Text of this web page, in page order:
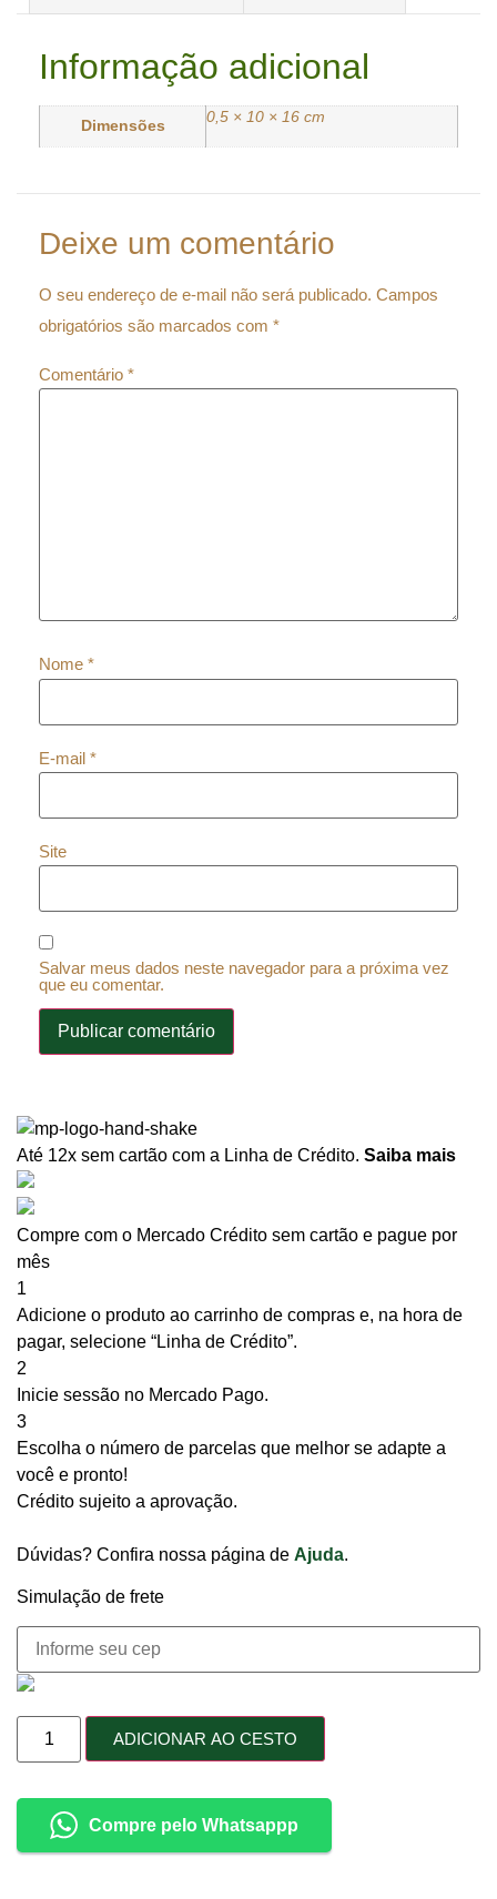
Informação adicional
Dimensões
0,5 × 10 × 16 cm
Deixe um comentário
O seu endereço de e-mail não será publicado. Campos
obrigatórios são marcados com *
Comentário *
Nome *
E-mail *
Site
Salvar meus dados neste navegador para a próxima vez
que eu comentar.
Até 12x sem cartão com a Linha de Crédito. Saiba mais
Compre com o Mercado Crédito sem cartão e pague por
mês
1
Adicione o produto ao carrinho de compras e, na hora de
pagar, selecione “Linha de Crédito”.
2
Inicie sessão no Mercado Pago.
3
Escolha o número de parcelas que melhor se adapte a
você e pronto!
Crédito sujeito a aprovação.
Dúvidas? Confira nossa página de Ajuda.
Simulação de frete
ADICIONAR AO CESTO
Compre pelo Whatsappp